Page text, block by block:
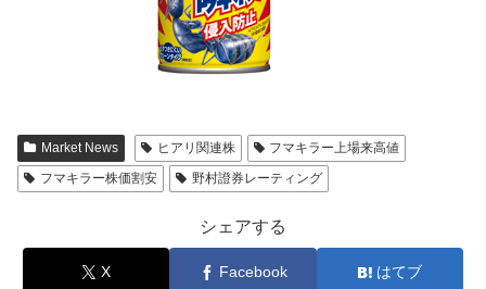
Market News ヒアリ関連株
フマキラー上場来高値
フマキラー株価割安
野村證券レーティング
シェアする
X Facebook はてブ